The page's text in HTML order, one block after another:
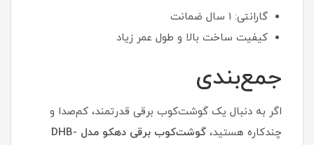
گارانتی: ۱ سال ضمانت
کیفیت ساخت بالا و طول عمر زیاد
جمع‌بندی
اگر به دنبال یک گوشت‌کوب برقی قدرتمند، کم‌صدا و
چندکاره هستید،
گوشت‌کوب برقی دهکو مدل DHB-